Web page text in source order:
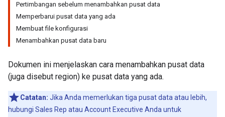
Pertimbangan sebelum menambahkan pusat data
Memperbarui pusat data yang ada
Membuat file konfigurasi
Menambahkan pusat data baru
Dokumen ini menjelaskan cara menambahkan pusat data
(juga disebut region) ke pusat data yang ada.
Catatan: Jika Anda memerlukan tiga pusat data atau lebih,
hubungi Sales Rep atau Account Executive Anda untuk